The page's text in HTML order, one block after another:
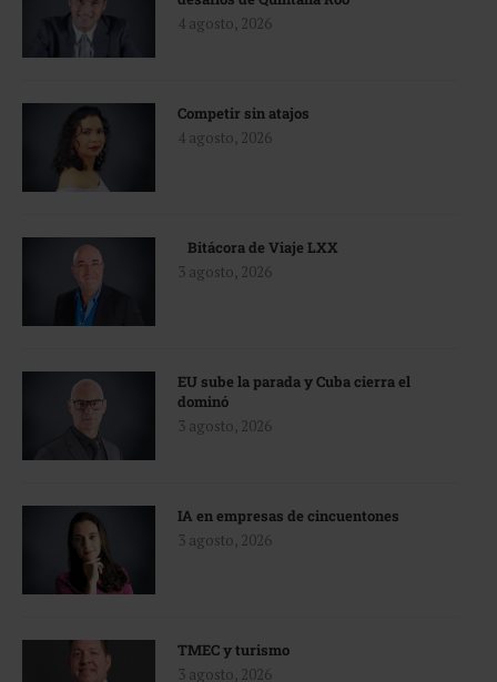
4 agosto, 2026
Competir sin atajos
4 agosto, 2026
Bitácora de Viaje LXX
3 agosto, 2026
EU sube la parada y Cuba cierra el
dominó
3 agosto, 2026
IA en empresas de cincuentones
3 agosto, 2026
TMEC y turismo
3 agosto, 2026